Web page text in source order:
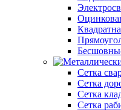
Сетка
Сетка
Сетка
Сетка